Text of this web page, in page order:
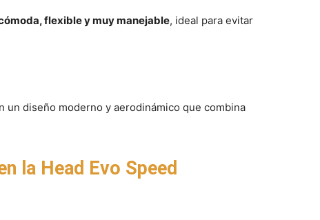
flexible y muy manejable, ideal para evitar
un diseño moderno y aerodinámico que combina
la Head Evo Speed